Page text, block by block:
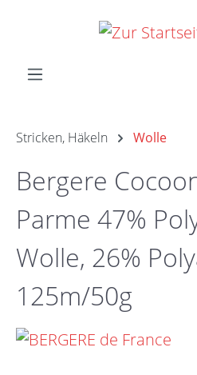
Zum Hauptinhalt
Stricken, Häkeln Wolle
Bergere
Parme 47%
Wolle, 26%
125m/50g